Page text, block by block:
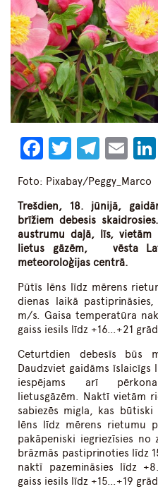
Facebook
Twitter
Foto: Pixabay/Peggy_Marco
Trešdien, 18. jūnijā,
brīžiem debesis
austrumu daļā, līs, vietām
lietus gāzēm, vēsta
meteoroloģijas centrā.
Pūtīs lēns līdz mērens
dienas laikā
m/s. Gaisa temperatūra
gaiss iesils līdz +16…+21
Ceturtdien debesīs būs
Daudzviet gaidāms
iespējams arī
lietusgāzēm. Naktī vietām
sabiezēs migla, kas
lēns līdz mērens rietumu
pakāpeniski iegriezīsies
brāzmās pastiprinoties līdz
naktī pazemināsies līdz
gaiss iesils līdz +15…+19